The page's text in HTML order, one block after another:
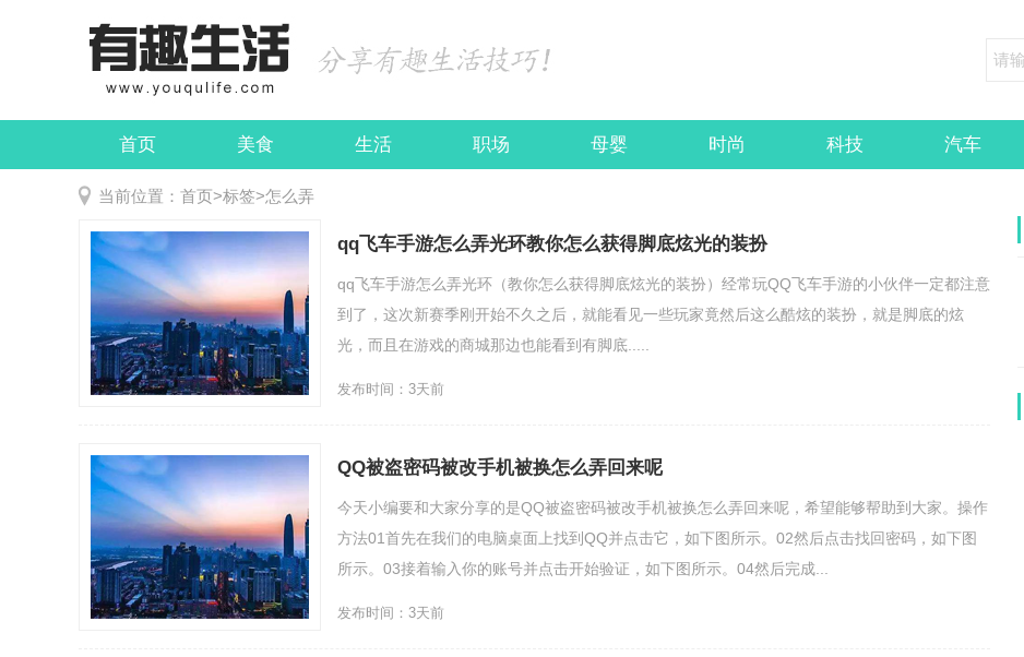
首页 美食 生活 职场 母婴 时尚 科技 汽车
娱乐 民俗
当前位置： 首页>标签>怎么弄
qq飞车手游怎么弄光环教你怎么获得脚底炫光的装扮
qq飞车手游怎么弄光环（教你怎么获得脚底炫光的装扮）经常玩QQ飞车手游的小伙伴一定都注意
到了，这次新赛季刚开始不久之后，就能看见一些玩家竟然后这么酷炫的装扮，就是脚底的炫
光，而且在游戏的商城那边也能看到有脚底.....
发布时间：3天前
QQ被盗密码被改手机被换怎么弄回来呢
今天小编要和大家分享的是QQ被盗密码被改手机被换怎么弄回来呢，希望能够帮助到大家。操作
方法01首先在我们的电脑桌面上找到QQ并点击它，如下图所示。02然后点击找回密码，如下图
所示。03接着输入你的账号并点击开始验证，如下图所示。04然后完成...
发布时间：3天前